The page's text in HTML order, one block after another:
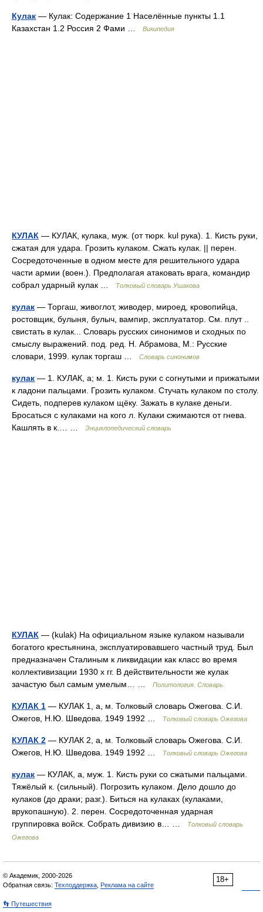
Кулак — Кулак: Содержание 1 Населённые пункты 1.1
Казахстан 1.2 Россия 2 Фами …
Википедия
КУЛАК — КУЛАК, кулака, муж. (от тюрк. kul рука). 1. Кисть руки,
сжатая для удара. Грозить кулаком. Сжать кулак. || перен.
Сосредоточенные в одном месте для решительного удара
части армии (воен.). Предполагая атаковать врага, командир
собрал ударный кулак …
Толковый словарь Ушакова
кулак — Торгаш, живоглот, живодер, мироед, кровопийца,
ростовщик, булыня, булыч, вампир, эксплуататор. См. плут ..
свистать в кулак... Словарь русских синонимов и сходных по
смыслу выражений. под. ред. Н. Абрамова, М.: Русские
словари, 1999. кулак торгаш …
Словарь синонимов
кулак — 1. КУЛАК, а; м. 1. Кисть руки с согнутыми и прижатыми
к ладони пальцами. Грозить кулаком. Стучать кулаком по столу.
Сидеть, подперев кулаком щёку. Зажать в кулаке деньги.
Бросаться с кулаками на кого л. Кулаки сжимаются от гнева.
Кашлять в к.… …
Энциклопедический словарь
КУЛАК — (kulak) На официальном языке кулаком называли
богатого крестьянина, эксплуатировавшего частный труд. Был
предназначен Сталиным к ликвидации как класс во время
коллективизации 1930 х гг. В действительности же кулак
зачастую был самым умелым… …
Политология. Словарь.
КУЛАК 1 — КУЛАК 1, а, м. Толковый словарь Ожегова. С.И.
Ожегов, Н.Ю. Шведова. 1949 1992 …
Толковый словарь Ожегова
КУЛАК 2 — КУЛАК 2, а, м. Толковый словарь Ожегова. С.И.
Ожегов, Н.Ю. Шведова. 1949 1992 …
Толковый словарь Ожегова
кулак — КУЛАК, а, муж. 1. Кисть руки со сжатыми пальцами.
Тяжёлый к. (сильный). Погрозить кулаком. Дело дошло до
кулаков (до драки; разг.). Биться на кулаках (кулаками,
врукопашную). 2. перен. Сосредоточенная ударная
группировка войск. Собрать дивизию в… …
Толковый словарь
Ожегова
18+
© Академик, 2000-2026
Обратная связь: Техподдержка Реклама на сайте
👣 Путешествия